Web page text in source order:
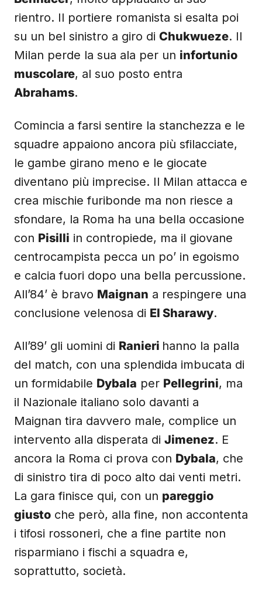
rientro. Il portiere romanista si esalta poi
su un bel sinistro a giro di Chukwueze. Il
Milan perde la sua ala per un infortunio
muscolare, al suo posto entra
Abrahams.
Comincia a farsi sentire la stanchezza e le
squadre appaiono ancora più sfilacciate,
le gambe girano meno e le giocate
diventano più imprecise. Il Milan attacca e
crea mischie furibonde ma non riesce a
sfondare, la Roma ha una bella occasione
con Pisilli in contropiede, ma il giovane
centrocampista pecca un po’ in egoismo
e calcia fuori dopo una bella percussione.
All’84’ è bravo Maignan a respingere una
conclusione velenosa di El Sharawy.
All’89’ gli uomini di Ranieri hanno la palla
del match, con una splendida imbucata di
un formidabile Dybala per Pellegrini, ma
il Nazionale italiano solo davanti a
Maignan tira davvero male, complice un
intervento alla disperata di Jimenez. E
ancora la Roma ci prova con Dybala, che
di sinistro tira di poco alto dai venti metri.
La gara finisce qui, con un pareggio
giusto che però, alla fine, non accontenta
i tifosi rossoneri, che a fine partite non
risparmiano i fischi a squadra e,
soprattutto, società.